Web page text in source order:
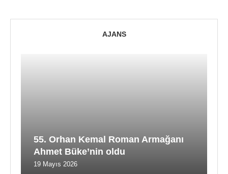
AJANS
55. Orhan Kemal Roman Armağanı
Ahmet Büke’nin oldu
19 Mayıs 2026